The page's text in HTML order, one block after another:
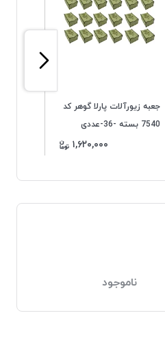
جعبه زیورآلات پارلا گوهر کد
7540 بسته -36-عددی
۱,۶۲۰,۰۰۰
ناموجود